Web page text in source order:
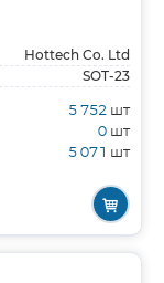
Hottech Co. Ltd
SOT-23
5 752 шт
0 шт
5 071 шт